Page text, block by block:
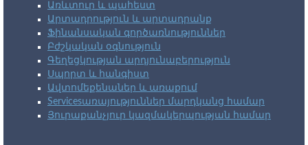
Առևտուր և պահեստ
Արտադրություն և արտադրանք
Ֆինանսական գործառնություններ
Բժշկական օգնություն
Գեղեցկության արդյունաբերություն
Սպորտ և հանգիստ
Ավտոմեքենաներ և առաքում
Servicesառայություններ մարդկանց համար
Յուրաքանչյուր կազմակերպության համար